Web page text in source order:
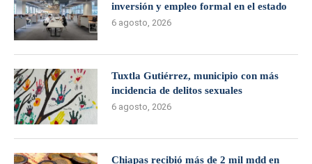
inversión y empleo formal en el estado
6 agosto, 2026
Tuxtla Gutiérrez, municipio con más
incidencia de delitos sexuales
6 agosto, 2026
Chiapas recibió más de 2 mil mdd en